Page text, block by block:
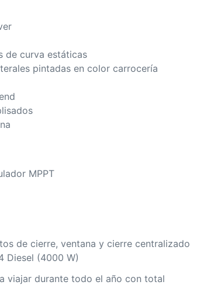
de curva estáticas
pintadas en color carrocería
MPPT
de cierre, ventana y cierre centralizado
Diesel (4000 W)
viajar durante todo el año con total